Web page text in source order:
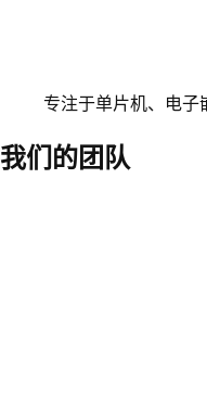
专注于单片机、电子
我们的团队